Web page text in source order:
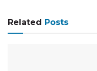
Related Posts